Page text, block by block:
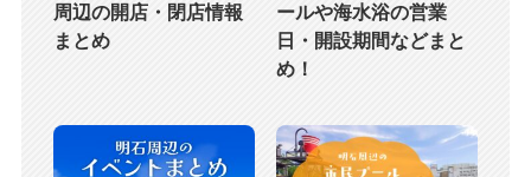
周辺の開店・閉店情報
まとめ
ールや海水浴の営業
日・開設期間などまと
め！